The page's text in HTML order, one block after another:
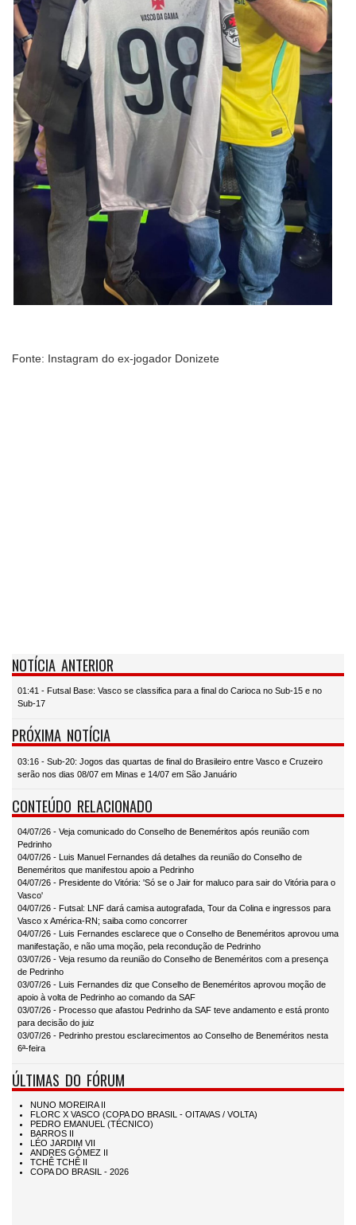
Fonte: Instagram do ex-jogador Donizete
NOTÍCIA ANTERIOR
01:41 - Futsal Base: Vasco se classifica para a final do Carioca no Sub-15 e no
Sub-17
PRÓXIMA NOTÍCIA
03:16 - Sub-20: Jogos das quartas de final do Brasileiro entre Vasco e Cruzeiro
serão nos dias 08/07 em Minas e 14/07 em São Januário
CONTEÚDO RELACIONADO
04/07/26 - Veja comunicado do Conselho de Beneméritos após reunião com
Pedrinho
04/07/26 - Luis Manuel Fernandes dá detalhes da reunião do Conselho de
Beneméritos que manifestou apoio a Pedrinho
04/07/26 - Presidente do Vitória: 'Só se o Jair for maluco para sair do Vitória para o
Vasco'
04/07/26 - Futsal: LNF dará camisa autografada, Tour da Colina e ingressos para
Vasco x América-RN; saiba como concorrer
04/07/26 - Luis Fernandes esclarece que o Conselho de Beneméritos aprovou uma
manifestação, e não uma moção, pela recondução de Pedrinho
03/07/26 - Veja resumo da reunião do Conselho de Beneméritos com a presença
de Pedrinho
03/07/26 - Luis Fernandes diz que Conselho de Beneméritos aprovou moção de
apoio à volta de Pedrinho ao comando da SAF
03/07/26 - Processo que afastou Pedrinho da SAF teve andamento e está pronto
para decisão do juiz
03/07/26 - Pedrinho prestou esclarecimentos ao Conselho de Beneméritos nesta
6ª-feira
ÚLTIMAS DO FÓRUM